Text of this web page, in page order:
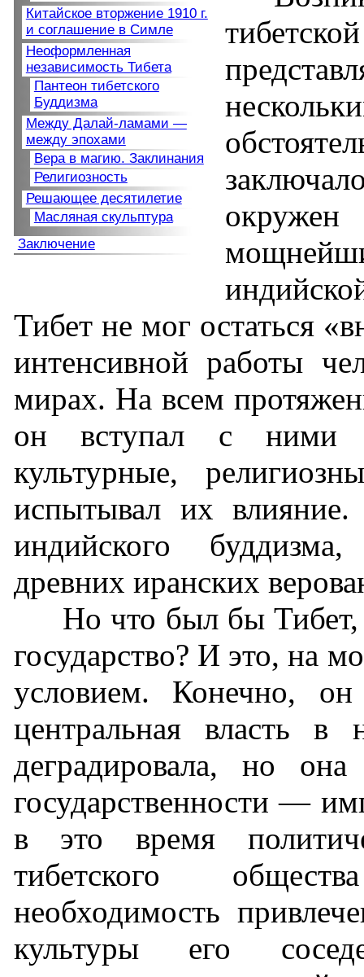
Китайское вторжение 1910 г.
и соглашение в Симле
Неоформленная
независимость Тибета
Пантеон тибетского
Буддизма
Между Далай-ламами —
между эпохами
Вера в магию. Заклинания
Религиозность
Решающее десятилетие
Масляная скульптура
Заключение
Тибет не мог остаться
интенсивной работы
мирах. На всем
он вступал с ними
культурные,
испытывал их
индийского
древних иранских
Но что был бы Тибет,
государство? И это, на
условием. Конечно,
центральная власть в
деградировала, но
государственности —
в это время
тибетского
необходимость
культуры его